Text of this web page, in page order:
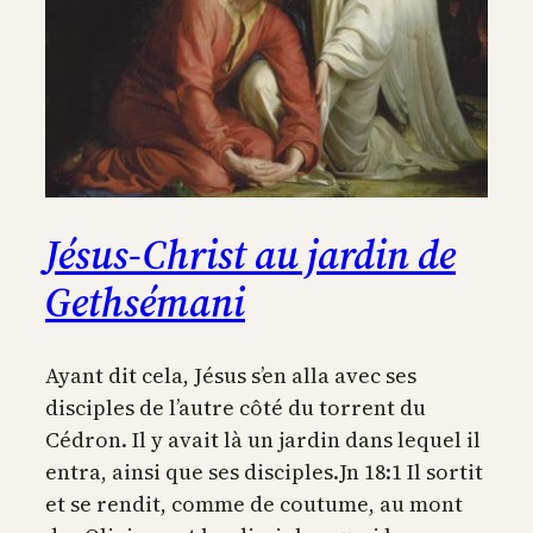
Jésus-Christ au jardin de
Gethsémani
Ayant dit cela, Jésus s’en alla avec ses
disciples de l’autre côté du torrent du
Cédron. Il y avait là un jardin dans lequel il
entra, ainsi que ses disciples.Jn 18:1 Il sortit
et se rendit, comme de coutume, au mont